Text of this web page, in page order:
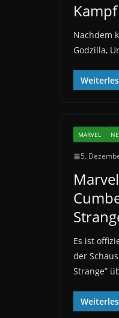
Nachdem
Godzilla,
MARVEL
5.
Es ist
der
Strange”